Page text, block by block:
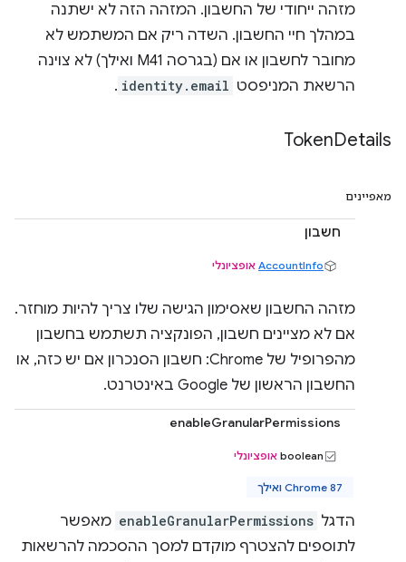
מזהה ייחודי של החשבון. המזהה הזה לא ישתנה
במהלך חיי החשבון. השדה ריק אם המשתמש לא
מחובר לחשבון או אם (בגרסה M41 ואילך) לא צוינה
הרשאת המניפסט identity.email
.
TokenDetails
מאפיינים
חשבון
AccountInfo אופציונלי
מזהה החשבון שאסימון הגישה שלו צריך להיות מוחזר.
אם לא מציינים חשבון, הפונקציה תשתמש בחשבון
מהפרופיל של Chrome: חשבון הסנכרון אם יש כזה, או
החשבון הראשון של Google באינטרנט.
enableGranularPermissions
boolean אופציונלי
Chrome 87 ואילך
הדגל enableGranularPermissions מאפשר
לתוספים להצטרף מוקדם למסך ההסכמה להרשאות